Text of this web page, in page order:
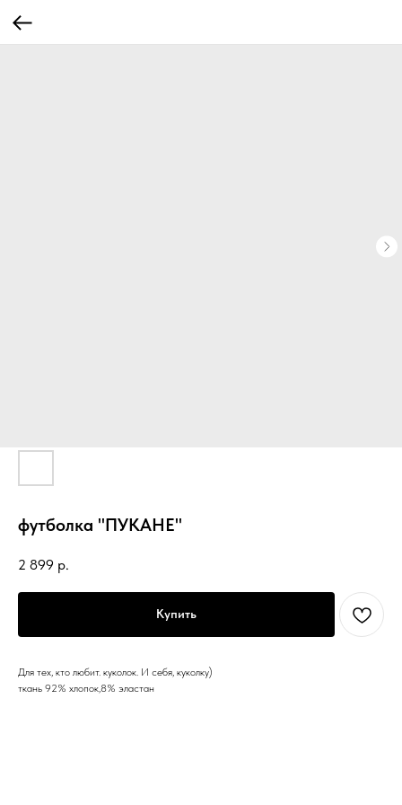
футболка "ПУКАНЕ"
2 899 р.
Купить
Для тех, кто любит. куколок. И себя, куколку)
ткань 92% хлопок,8% эластан